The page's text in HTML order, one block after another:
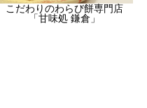
こだわりのわらび餅専門店
「甘味処 鎌倉」